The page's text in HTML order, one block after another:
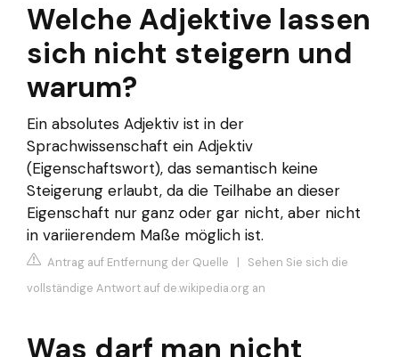
Welche Adjektive lassen
sich nicht steigern und
warum?
Ein absolutes Adjektiv ist in der
Sprachwissenschaft ein Adjektiv
(Eigenschaftswort), das semantisch keine
Steigerung erlaubt, da die Teilhabe an dieser
Eigenschaft nur ganz oder gar nicht, aber nicht
in variierendem Maße möglich ist.
Antrag auf Entfernung der Quelle | Sehen Sie sich die
vollständige Antwort auf de.wikipedia.org an
Was darf man nicht